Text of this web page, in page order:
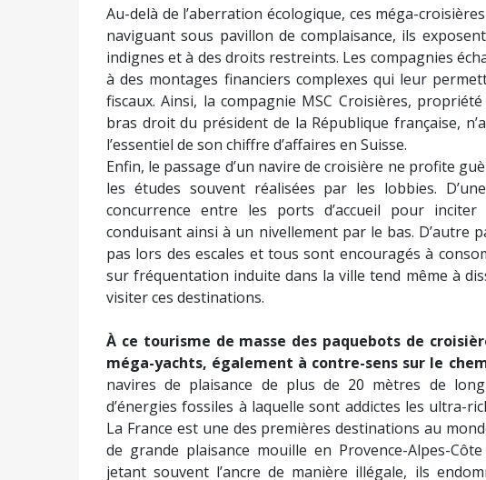
son indécence climatique et ses promesses de
naturel liquéfié (GNL) utilisé par ce monstre des
carbone que de 5 à 20 % comparé au fuel lourd
congénères. Les faibles réductions d’émission
compensées par l’augmentation de la flotte. De
gaz de schiste, dont l’extraction provoque des
liquéfaction nécessite des ressources énergétiques
France avait initialement interdit son exploitation
méthanier flottant au large du Havre.
La pollution touche également la mer,via les
systèmes de « nettoyage » des fumées, appelés
ouverte. Les navires de croisière sont responsables de
fumées du transport maritime, selon l’International
réchauffement climatique et affecte lourdement la
Au-delà de l’aberration écologique, ces méga-
naviguant sous pavillon de complaisance, ils
indignes et à des droits restreints. Les compagnies
à des montages financiers complexes qui leur
fiscaux. Ainsi, la compagnie MSC Croisières,